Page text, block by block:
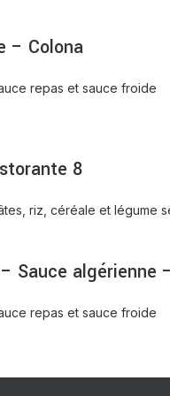
– Colona
repas et sauce froide
8
riz, céréale et légume
Sauce algérienne
repas et sauce froide